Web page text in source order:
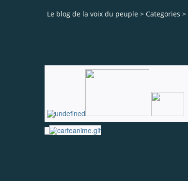
Le blog de la voix du peuple > Categories >